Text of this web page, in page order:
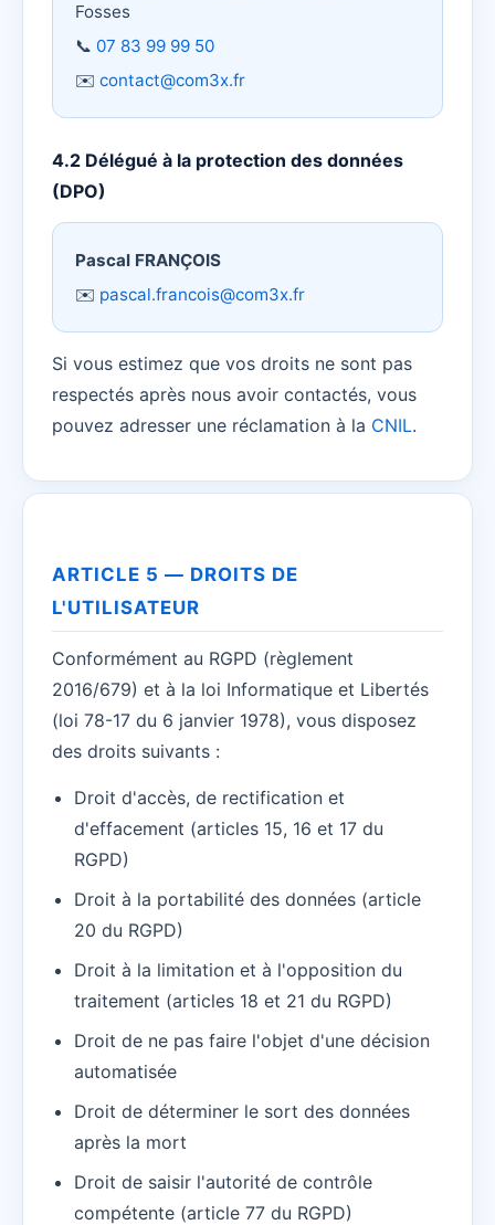
Fosses
📞 07 83 99 99 50
✉️ contact@com3x.fr
4.2 Délégué à la protection des données
(DPO)
Pascal FRANÇOIS
✉️ pascal.francois@com3x.fr
Si vous estimez que vos droits ne sont pas
respectés après nous avoir contactés, vous
pouvez adresser une réclamation à la CNIL.
ARTICLE 5 — DROITS DE
L'UTILISATEUR
Conformément au RGPD (règlement
2016/679) et à la loi Informatique et Libertés
(loi 78-17 du 6 janvier 1978), vous disposez
des droits suivants :
Droit d'accès, de rectification et
d'effacement (articles 15, 16 et 17 du
RGPD)
Droit à la portabilité des données (article
20 du RGPD)
Droit à la limitation et à l'opposition du
traitement (articles 18 et 21 du RGPD)
Droit de ne pas faire l'objet d'une décision
automatisée
Droit de déterminer le sort des données
après la mort
Droit de saisir l'autorité de contrôle
compétente (article 77 du RGPD)